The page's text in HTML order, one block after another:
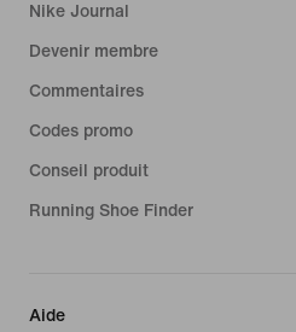
Nike Journal
Devenir membre
Commentaires
Codes promo
Conseil produit
Running Shoe Finder
Aide